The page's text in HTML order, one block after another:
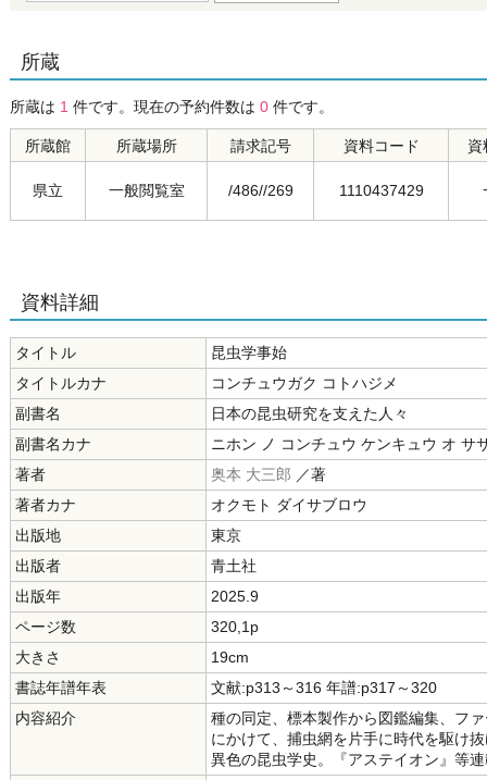
所蔵
所蔵は 1 件です。現在の予約件数は 0 件です。
所蔵館 所蔵場所 請求記号 資料コード 資
県立 一般閲覧室 /486//269 1110437429
資料詳細
タイトル
昆虫学事始
タイトルカナ
コンチュウガク コトハジメ
副書名
日本の昆虫研究を支えた人々
副書名カナ
ニホン ノ コンチュウ ケンキュウ オ サ
著者
奥本 大三郎 ／著
著者カナ
オクモト ダイサブロウ
出版地
東京
出版者
青土社
出版年
2025.9
ページ数
320,1p
大きさ
19cm
書誌年譜年表
文献:p313～316 年譜:p317～320
内容紹介
種の同定、標本製作から図鑑編集、フ
にかけて、捕虫網を片手に時代を駆け
異色の昆虫学史。『アステイオン』等